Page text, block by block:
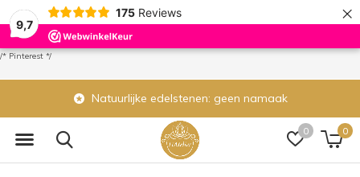
9,7
175 Reviews ×
/* Pinterest */
0 0
Natuurlijke edelstenen: geen namaak